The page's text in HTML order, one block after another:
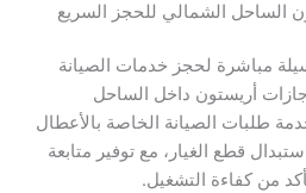
الساحل الشمالي للحجز السريع
مباشرة لحجز خدمات الصيانة
أريستون داخل الساحل
طلبات الصيانة الخاصة بالأعطال
قطع الغيار، مع توفير متابعة
من كفاءة التشغيل.